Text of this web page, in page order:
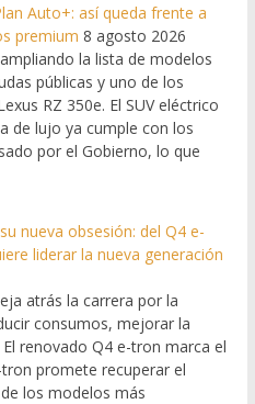
Auto+: así queda frente a
premium 8 agosto 2026
la lista de modelos
públicas y uno de los
RZ 350e. El SUV eléctrico
de lujo ya cumple con los
por el Gobierno, lo que
nueva obsesión: del Q4 e-
liderar la nueva generación
atrás la carrera por la
consumos, mejorar la
renovado Q4 e-tron marca el
promete recuperar el
los modelos más